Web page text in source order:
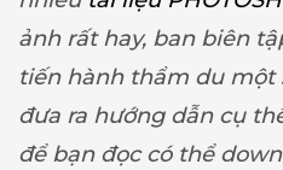
ảnh rất hay, ban biên
tiến hành thẩm du một
đưa ra hướng dẫn cụ
để bạn đọc có thể